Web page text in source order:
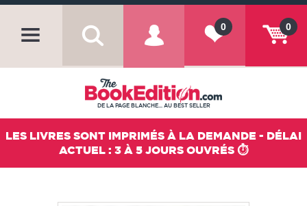
0
0
DE LA PAGE BLANCHE... AU BEST SELLER
LES LIVRES SONT IMPRIMÉS À LA DEMANDE - DÉLAI
ACTUEL : 3 À 5 JOURS OUVRÉS ⏱️